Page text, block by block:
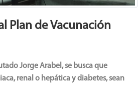
Plan de Vacunación
Jorge Arabel, se busca que
renal o hepática y diabetes, sean